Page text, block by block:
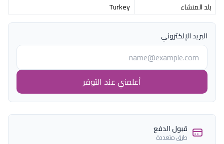
بلد المنشاء
Turkey
البريد الإلكتروني
أعلمني عند التوفر
قبول الدفع
طرق متعددة